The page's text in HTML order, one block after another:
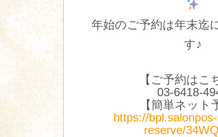
年始のご予約は年末迄
す♪
【ご予約はこ
03-6418-
【簡単ネット
https://
reserve/